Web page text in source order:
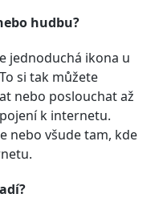
hudbu?
jednoduchá ikona u
si tak můžete
nebo poslouchat až
k internetu.
nebo všude tam, kde